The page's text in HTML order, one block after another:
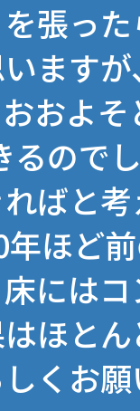
張っ
ます
およ
るので
ばと考
ほど
には
ほとん
くお願